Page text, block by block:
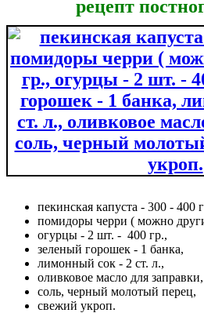
рецепт
пекинская капуста - 300 - 400
помидоры черри ( можно
огурцы - 2 шт. - 400 гр.,
зеленый горошек - 1 банка,
лимонный сок - 2 ст. л.,
оливковое масло для заправки,
соль, черный молотый перец,
свежий укроп.